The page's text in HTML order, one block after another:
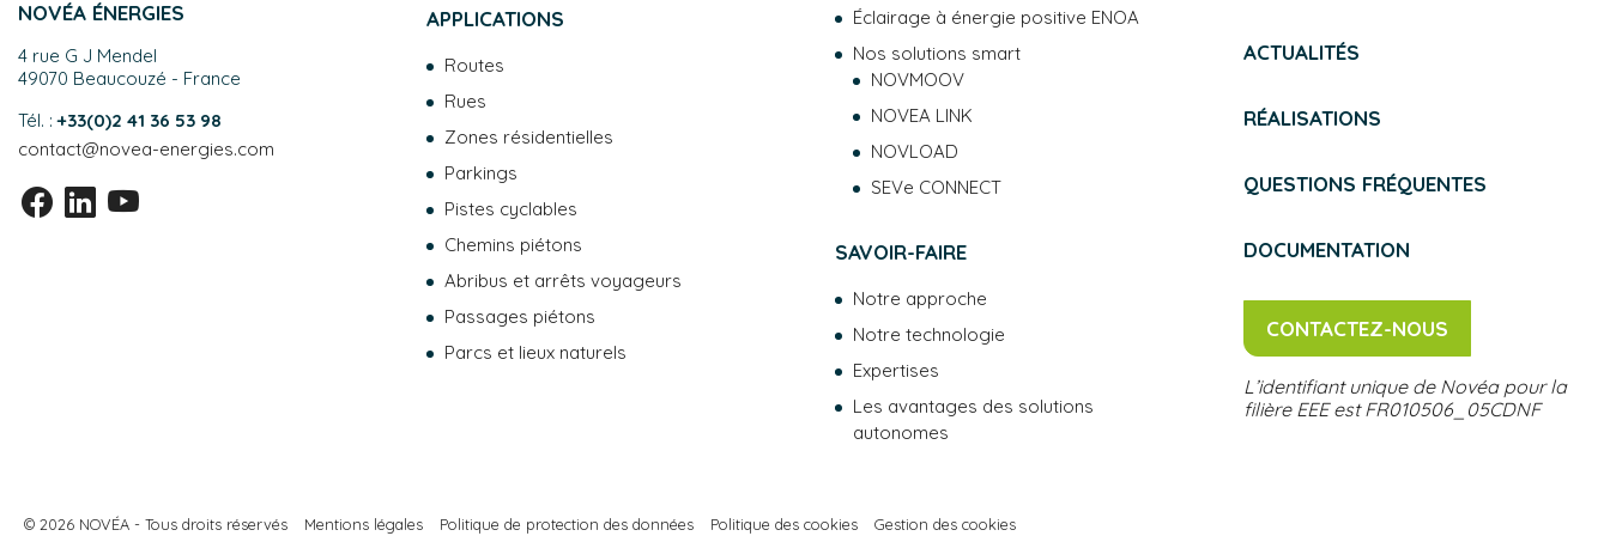
NOVÉA ÉNERGIES
4 rue G J Mendel
49070 Beaucouzé - France
Tél. :+33(0)2 41 36 53 98
contact@novea-energies.com
APPLICATIONS
Routes
Rues
Zones résidentielles
Parkings
Pistes cyclables
Chemins piétons
Abribus et arrêts voyageurs
Passages piétons
Parcs et lieux naturels
Éclairage à énergie positive ENOA
Nos solutions smart
NOVMOOV
NOVEA LINK
NOVLOAD
SEVe CONNECT
SAVOIR-FAIRE
Notre approche
Notre technologie
Expertises
Les avantages des solutions
autonomes
ACTUALITÉS
RÉALISATIONS
QUESTIONS FRÉQUENTES
DOCUMENTATION
CONTACTEZ-NOUS
L’identifiant unique de Novéa pour la
filière EEE est FR010506_05CDNF
© 2026 NOVÉA - Tous droits réservés Mentions légales Politique de protection des données Politique des cookies Gestion des cookies